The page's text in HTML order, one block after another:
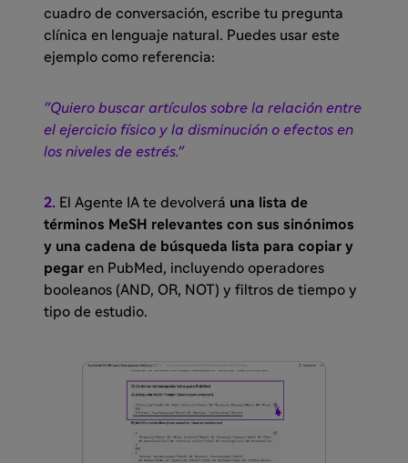
cuadro de conversación, escribe tu pregunta
clínica en lenguaje natural. Puedes usar este
ejemplo como referencia:
"Quiero buscar artículos sobre la relación entre
el ejercicio físico y la disminución o efectos en
los niveles de estrés."
2. El Agente IA te devolverá una lista de
términos MeSH relevantes con sus sinónimos
y una cadena de búsqueda lista para copiar y
pegar en PubMed, incluyendo operadores
booleanos (AND, OR, NOT) y filtros de tiempo y
tipo de estudio.